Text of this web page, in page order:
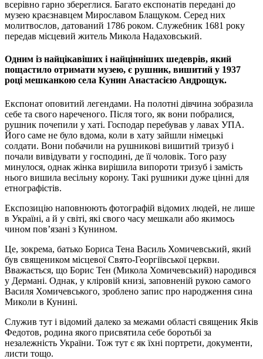
всерівно гарно збереглися. Багато експонатів передані до
музею краєзнавцем Мирославом Блащуком. Серед них
молитвослов, датований 1786 роком. Служебник 1681 року
передав місцевий житель Микола Надаховський.
Одним із найцікавіших і найцінніших шедеврів, який
пощастило отримати музею, є рушник, вишитий у 1937
році мешканкою села Кунин Анастасією Андрощук.
Експонат оповитий легендами. На полотні дівчина зобразила
себе та свого нареченого. Після того, як вони побралися,
рушник почепили у хаті. Господар перебував у лавах УПА.
Його саме не було вдома, коли в хату зайшли німецькі
солдати. Вони побачили на рушникові вишитий тризуб і
почали вивідувати у господині, де її чоловік. Того разу
минулося, однак жінка вирішила випороти тризуб і замість
нього вишила весільну корону. Такі рушники дуже цінні для
етнографістів.
Експозицію наповнюють фотографій відомих людей, не лише
в Україні, а й у світі, які свого часу мешкали або якимось
чином пов’язані з Кунином.
Це, зокрема, батько Бориса Тена Василь Хомичевський, який
був священиком місцевої Свято-Георгіївської церкви.
Вважається, що Борис Тен (Микола Хомичевський) народився
у Дермані. Однак, у кліровій книзі, заповненій рукою самого
Василя Хомичевського, зроблено запис про народження сина
Миколи в Кунині.
Служив тут і відомий далеко за межами області священик Яків
Федотов, родина якого присвятила себе боротьбі за
незалежність України. Тож тут є як їхні портрети, документи,
листи тощо.